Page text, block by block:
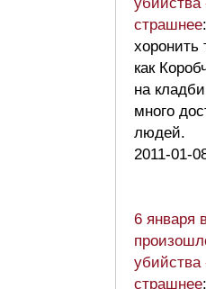
убийства
страшнее
хоронить
как
на
много
людей.
2011-01-
6 января
убийства
страшнее